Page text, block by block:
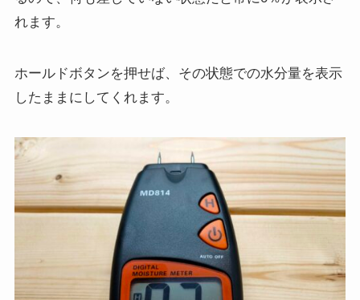
れます。
ホールドボタンを押せば、その状態での水分量を表示
したままにしてくれます。